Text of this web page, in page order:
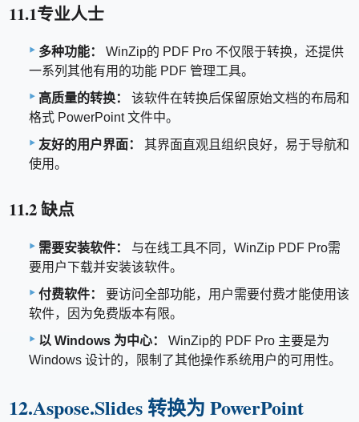
11.1专业人士
多种功能：
WinZip的 PDF Pro 不仅限于转换，还提供
一系列其他有用的功能 PDF 管理工具。
高质量的转换：
该软件在转换后保留原始文档的布局和
格式 PowerPoint 文件中。
友好的用户界面：
其界面直观且组织良好，易于导航和
使用。
11.2 缺点
需要安装软件：
与在线工具不同，WinZip PDF Pro需
要用户下载并安装该软件。
付费软件：
要访问全部功能，用户需要付费才能使用该
软件，因为免费版本有限。
以 Windows 为中心：
WinZip的 PDF Pro 主要是为
Windows 设计的，限制了其他操作系统用户的可用性。
12.Aspose.Slides 转换为 PowerPoint